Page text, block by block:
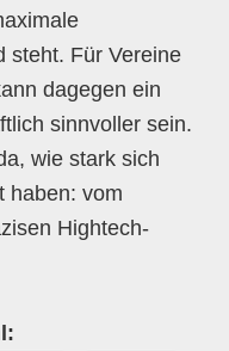
steht. Für Vereine
dagegen ein
sinnvoller sein.
wie stark sich
haben: vom
Hightech-